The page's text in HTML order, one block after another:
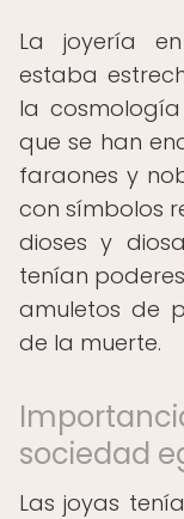
La joyería
estaba
la
que se han
faraones y
con símbolos
dioses y
tenían
amuletos de
de la muerte.
sociedad
Las joyas